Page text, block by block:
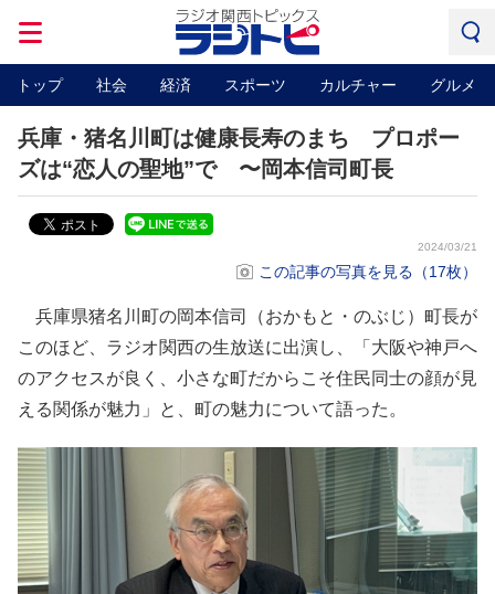
トップ 社会 経済 スポーツ カルチャー グルメ
兵庫・猪名川町は健康長寿のまち プロポー
ズは“恋人の聖地”で 〜岡本信司町長
2024/03/21
この記事の写真を見る（17枚）
兵庫県猪名川町の岡本信司（おかもと・のぶじ）町長が
このほど、ラジオ関西の生放送に出演し、「大阪や神戸へ
のアクセスが良く、小さな町だからこそ住民同士の顔が見
える関係が魅力」と、町の魅力について語った。